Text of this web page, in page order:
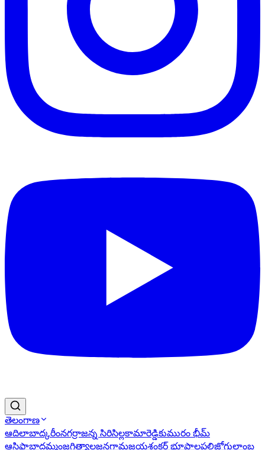
తెలంగాణ
ఆదిలాబాద్కరీంనగర్రాజన్న సిరిసిల్లకామారెడ్డికుమురం భీమ్
ఆసిఫాబాద్ఖమ్మంజగిత్యాలజనగామజయశంకర్ భూపాలపల్లిజోగులాంబ